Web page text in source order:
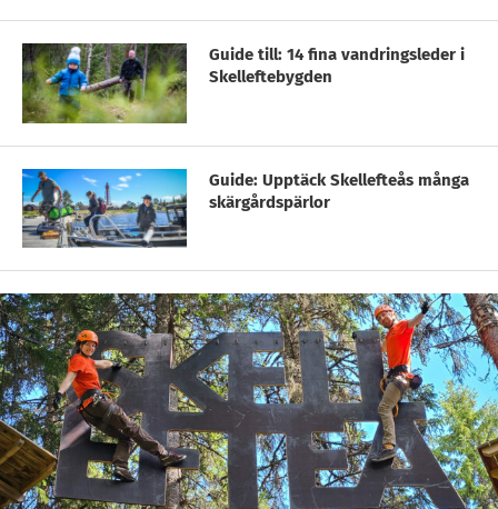
Guide till: 14 fina vandringsleder i
Skelleftebygden
Guide: Upptäck Skellefteås många
skärgårdspärlor